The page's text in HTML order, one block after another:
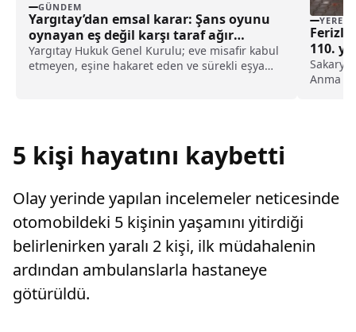
GÜNDEM
Yargıtay’dan emsal karar: Şans oyunu
oynayan eş değil karşı taraf ağır
kusurlu sayıldı
Yargıtay Hukuk Genel Kurulu; eve misafir kabul
etmeyen, eşine hakaret eden ve sürekli eşya
YEREL
110.
haberi
Anma
5 kişi hayatını kaybetti
Olay yerinde yapılan incelemeler neticesinde
otomobildeki 5 kişinin yaşamını yitirdiği
belirlenirken yaralı 2 kişi, ilk müdahalenin
ardından ambulanslarla hastaneye
götürüldü.